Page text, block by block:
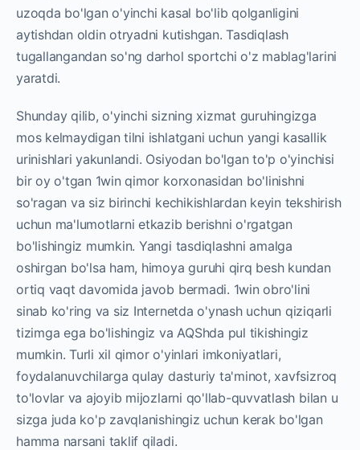
uzoqda bo'lgan o'yinchi kasal bo'lib qolganligini
aytishdan oldin otryadni kutishgan. Tasdiqlash
tugallangandan so'ng darhol sportchi o'z mablag'larini
yaratdi.
Shunday qilib, o'yinchi sizning xizmat guruhingizga
mos kelmaydigan tilni ishlatgani uchun yangi kasallik
urinishlari yakunlandi. Osiyodan bo'lgan to'p o'yinchisi
bir oy o'tgan 1win qimor korxonasidan bo'linishni
so'ragan va siz birinchi kechikishlardan keyin tekshirish
uchun ma'lumotlarni etkazib berishni o'rgatgan
bo'lishingiz mumkin. Yangi tasdiqlashni amalga
oshirgan bo'lsa ham, himoya guruhi qirq besh kundan
ortiq vaqt davomida javob bermadi. 1win obro'lini
sinab ko'ring va siz Internetda o'ynash uchun qiziqarli
tizimga ega bo'lishingiz va AQShda pul tikishingiz
mumkin. Turli xil qimor o'yinlari imkoniyatlari,
foydalanuvchilarga qulay dasturiy ta'minot, xavfsizroq
to'lovlar va ajoyib mijozlarni qo'llab-quvvatlash bilan u
sizga juda ko'p zavqlanishingiz uchun kerak bo'lgan
hamma narsani taklif qiladi.